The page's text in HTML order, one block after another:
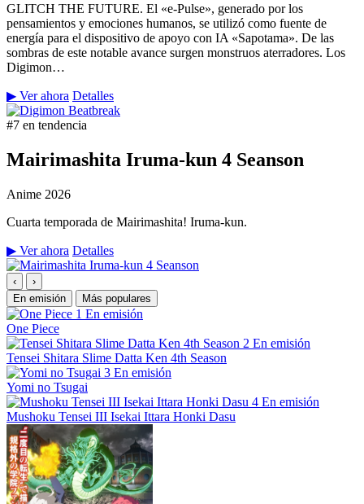
GLITCH THE FUTURE. El «e-Pulse», generado por los
pensamientos y emociones humanos, se utilizó como fuente de
energía para el dispositivo de apoyo con IA «Sapotama». De las
sombras de este notable avance surgen monstruos aterradores. Los
Digimon…
▶ Ver ahora Detalles
#7 en tendencia
Mairimashita Iruma-kun 4 Seanson
Anime 2026
Cuarta temporada de Mairimashita! Iruma-kun.
▶ Ver ahora Detalles
‹
›
En emisión
Más populares
1 En emisión
One Piece
2 En emisión
Tensei Shitara Slime Datta Ken 4th Season
3 En emisión
Yomi no Tsugai
4 En emisión
Mushoku Tensei III Isekai Ittara Honki Dasu